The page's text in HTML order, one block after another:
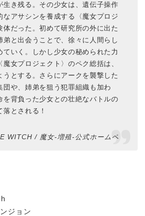
生き残る。その少女は、遺伝子操作
なアサシンを養成する〈魔女プロジ
体だった。初めて研究所の外に出た
弟と出会うことで、徐々に人間らし
ていく。しかし少女の秘められた力
魔女プロジェクト〉のペク総括は、
うとする。さらにアークを襲撃した
団や、姉弟を狙う犯罪組織も加わ
を背負った少女との壮絶なバトルの
とされる！
WITCH / 魔女-増殖-公式ホームペ
ジョン